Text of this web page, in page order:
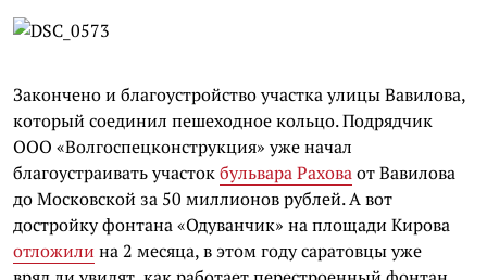
Закончено и благоустройство участка улицы Вавилова,
который соединил пешеходное кольцо. Подрядчик
ООО «Волгоспецконструкция» уже начал
благоустраивать участокбульвара Раховаот Вавилова
до Московской за 50 миллионов рублей. А вот
достройку фонтана «Одуванчик» на площади Кирова
отложили на 2 месяца, в этом году саратовцы уже